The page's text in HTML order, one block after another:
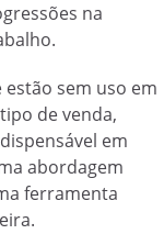
na
sem uso em
de venda,
em
abordagem
ferramenta